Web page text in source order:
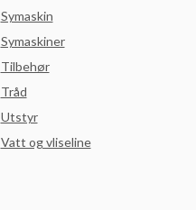
Symaskin
Symaskiner
Tilbehør
Tråd
Utstyr
Vatt og vliseline